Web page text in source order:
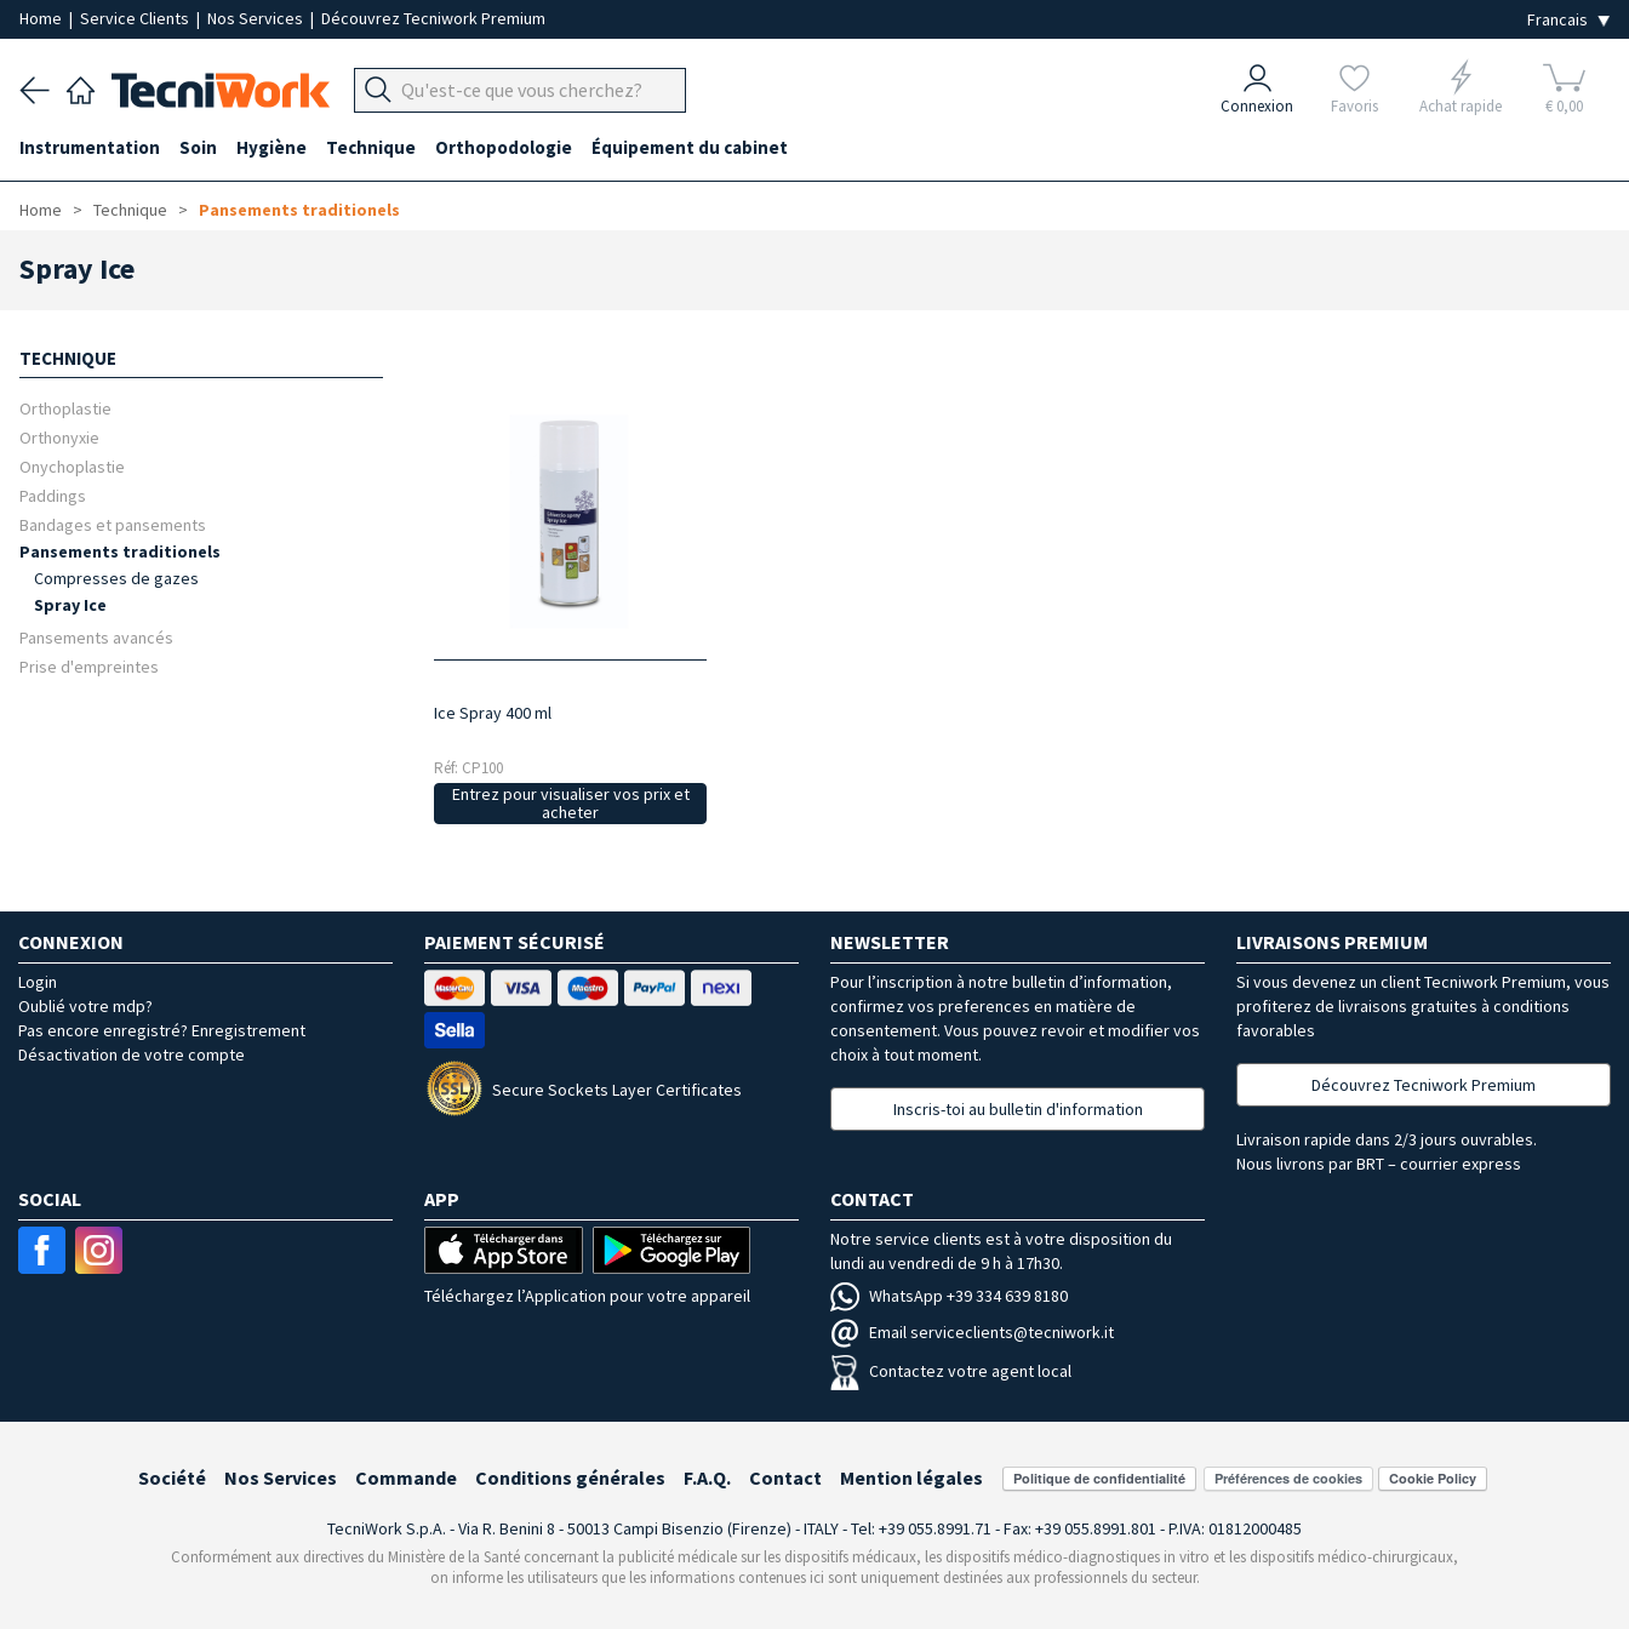
Home | Service Clients | Nos Services | Découvrez Tecniwork Premium
Connexion Favoris Achat rapide € 0,00
Instrumentation Soin Hygiène Technique Orthopodologie Équipement du cabinet
Home Technique Pansements traditionels
Spray Ice
TECHNIQUE
Orthoplastie
Orthonyxie
Onychoplastie
Paddings
Bandages et pansements
Pansements traditionels
Compresses de gazes
Spray Ice
Pansements avancés
Prise d'empreintes
Ice Spray 400 ml
Réf: CP100
Entrez pour visualiser vos prix et
acheter
CONNEXION
Login
Oublié votre mdp?
Pas encore enregistré? Enregistrement
Désactivation de votre compte
PAIEMENT SÉCURISÉ
Secure Sockets Layer Certificates
NEWSLETTER
Pour l’inscription à notre bulletin d’information,
confirmez vos preferences en matière de
consentement. Vous pouvez revoir et modifier vos
choix à tout moment.
Inscris-toi au bulletin d'information
LIVRAISONS PREMIUM
Si vous devenez un client Tecniwork Premium, vous
profiterez de livraisons gratuites à conditions
favorables
Découvrez Tecniwork Premium
Livraison rapide dans 2/3 jours ouvrables.
Nous livrons par BRT – courrier express
SOCIAL APP
Téléchargez l’Application pour votre appareil
CONTACT
Notre service clients est à votre disposition du
lundi au vendredi de 9 h à 17h30.
WhatsApp +39 334 639 8180
Email serviceclients@tecniwork.it
Contactez votre agent local
Société Nos Services Commande Conditions générales F.A.Q. Contact Mention légales Préférences de cookies
TecniWork S.p.A. - Via R. Benini 8 - 50013 Campi Bisenzio (Firenze) - ITALY - Tel: +39 055.8991.71 - Fax: +39 055.8991.801 - P.IVA: 01812000485
Conformément aux directives du Ministère de la Santé concernant la publicité médicale sur les dispositifs médicaux, les dispositifs médico-diagnostiques in vitro et les dispositifs médico-chirurgicaux,
on informe les utilisateurs que les informations contenues ici sont uniquement destinées aux professionnels du secteur.